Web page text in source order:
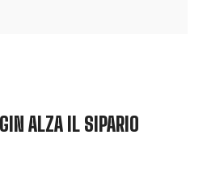
ALZA IL SIPARIO